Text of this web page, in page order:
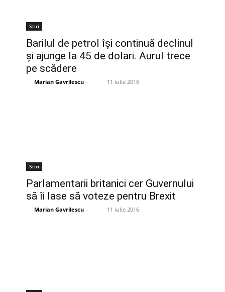
Stiri
Barilul de petrol îşi continuă declinul
şi ajunge la 45 de dolari. Aurul trece
pe scădere
Marian Gavrilescu - 11 iulie 2016
Stiri
Parlamentarii britanici cer Guvernului
să îi lase să voteze pentru Brexit
Marian Gavrilescu - 11 iulie 2016